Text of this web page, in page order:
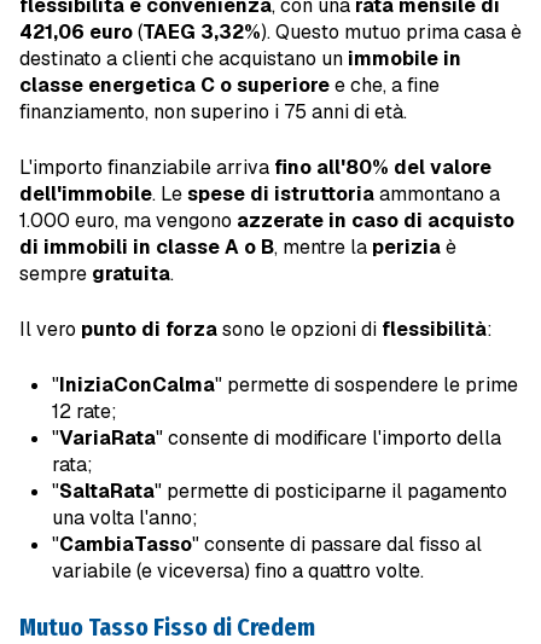
flessibilità e convenienza, con una rata mensile di
421,06 euro(TAEG 3,32%). Questo mutuo prima casa è
destinato a clienti che acquistano un immobile in
classe energetica C o superioree che, a fine
finanziamento, non superino i 75 anni di età.
L'importo finanziabile arriva fino all'80% del valore
dell'immobile. Lespese di istruttoriaammontano a
1.000 euro, ma vengono azzerate in caso di acquisto
di immobili in classe A o B, mentre la periziaè
sempre gratuita.
Il vero punto di forzasono le opzioni di flessibilità:
"IniziaConCalma" permette di sospendere le prime
12 rate;
"VariaRata" consente di modificare l'importo della
rata;
"SaltaRata" permette di posticiparne il pagamento
una volta l'anno;
"CambiaTasso" consente di passare dal fisso al
variabile (e viceversa) fino a quattro volte.
Mutuo Tasso Fisso di Credem